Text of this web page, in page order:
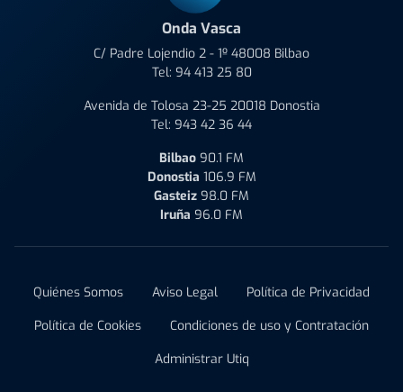
Onda Vasca
C/ Padre Lojendio 2 - 1º 48008 Bilbao
Tel: 94 413 25 80
Avenida de Tolosa 23-25 20018 Donostia
Tel: 943 42 36 44
Bilbao 90.1 FM
Donostia 106.9 FM
Gasteiz 98.0 FM
Iruña 96.0 FM
Quiénes Somos Aviso Legal
Política de Privacidad
Política de Cookies
Condiciones de uso y Contratación
Administrar Utiq